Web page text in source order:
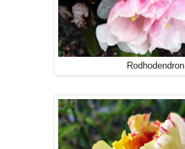
Rodhodendron